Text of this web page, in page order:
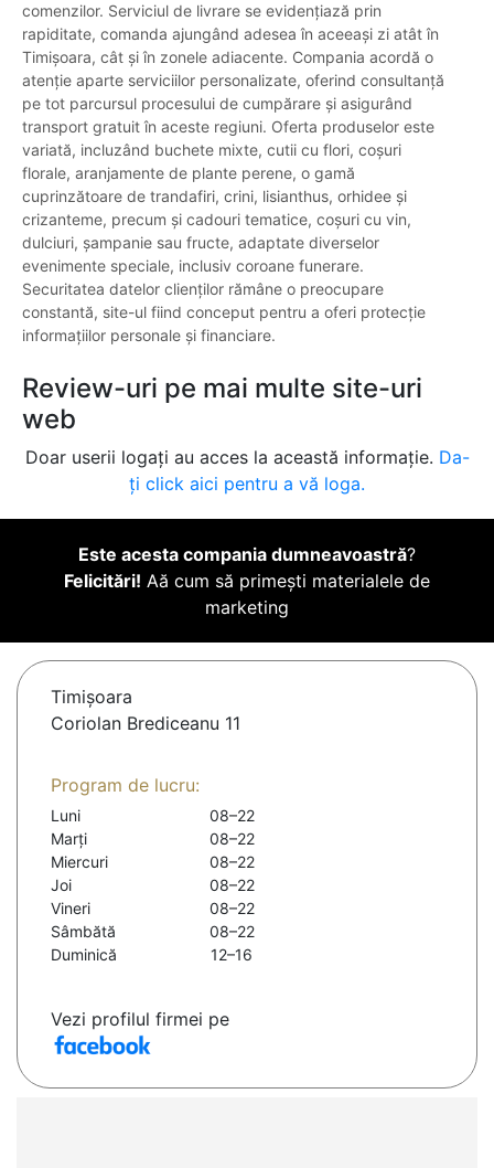
comenzilor. Serviciul de livrare se evidențiază prin
rapiditate, comanda ajungând adesea în aceeași zi atât în
Timișoara, cât și în zonele adiacente. Compania acordă o
atenție aparte serviciilor personalizate, oferind consultanță
pe tot parcursul procesului de cumpărare și asigurând
transport gratuit în aceste regiuni. Oferta produselor este
variată, incluzând buchete mixte, cutii cu flori, coșuri
florale, aranjamente de plante perene, o gamă
cuprinzătoare de trandafiri, crini, lisianthus, orhidee și
crizanteme, precum și cadouri tematice, coșuri cu vin,
dulciuri, șampanie sau fructe, adaptate diverselor
evenimente speciale, inclusiv coroane funerare.
Securitatea datelor clienților rămâne o preocupare
constantă, site-ul fiind conceput pentru a oferi protecție
informațiilor personale și financiare.
Review-uri pe mai multe site-uri
web
Doar userii logați au acces la această informație. Da-
ți click aici pentru a vă loga.
Este acesta compania dumneavoastră?
Felicitări! Aă cum să primești materialele de
marketing
Timişoara
Coriolan Brediceanu 11
Program de lucru:
Luni
08–22
Marți
08–22
Miercuri
08–22
Joi
08–22
Vineri
08–22
Sâmbătă
08–22
Duminică
12–16
Vezi profilul firmei pe